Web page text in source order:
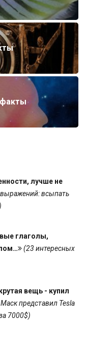
лучше не
всыпать
глаголы,
(23 интересных
вещь - купил
представил Tesla
7000$)